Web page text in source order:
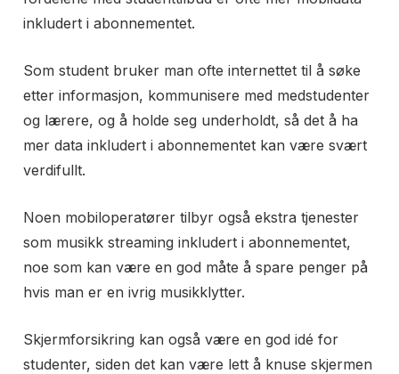
inkludert i abonnementet.
Som student bruker man ofte internettet til å søke
etter informasjon, kommunisere med medstudenter
og lærere, og å holde seg underholdt, så det å ha
mer data inkludert i abonnementet kan være svært
verdifullt.
Noen mobiloperatører tilbyr også ekstra tjenester
som musikk streaming inkludert i abonnementet,
noe som kan være en god måte å spare penger på
hvis man er en ivrig musikklytter.
Skjermforsikring kan også være en god idé for
studenter, siden det kan være lett å knuse skjermen